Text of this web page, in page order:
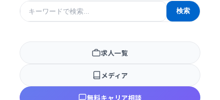
検
索
ー
ー
ド
検索
求人一覧
メディア
無料キャリア相談